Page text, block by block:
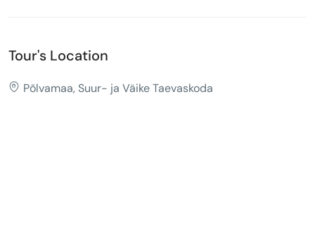
Tour's Location
Põlvamaa, Suur- ja Väike Taevaskoda